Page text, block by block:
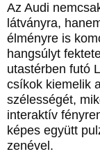
Az Audi
látványra,
élményre is
hangsúlyt
utastérben futó
csíkok kiemelik
szélességét,
interaktív
képes együtt
zenével.